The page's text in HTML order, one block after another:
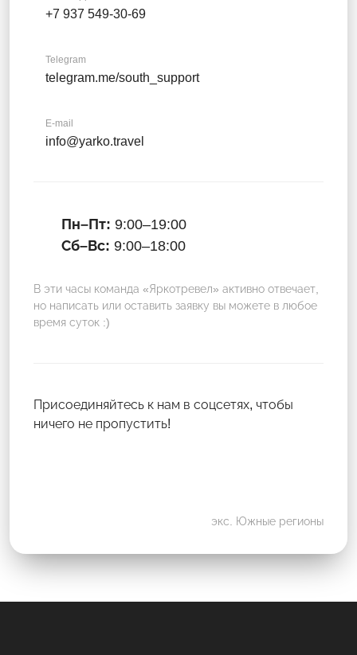
+7 937 549-30-69
Telegram
telegram.me/south_support
E-mail
info@yarko.travel
Пн–Пт: 9:00–19:00
Сб–Вс: 9:00–18:00
В эти часы команда «Яркотревел» активно отвечает,
но написать или оставить заявку вы можете в любое
время суток :)
Присоединяйтесь к нам в соцсетях, чтобы
ничего не пропустить!
экс. Южные регионы